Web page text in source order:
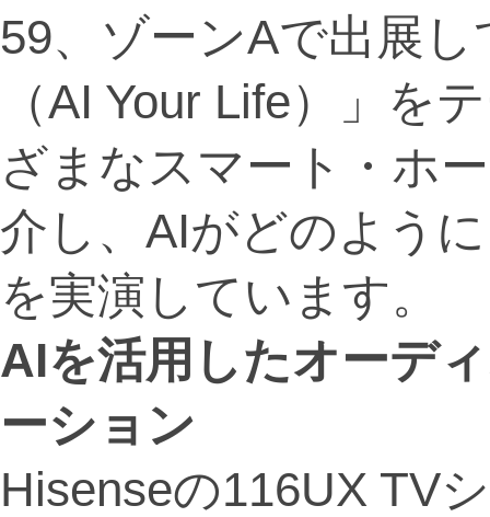
59、ゾーンAで出展
（AI Your Life）」を
ざまなスマート・ホ
介し、AIがどのよう
を実演しています。
AIを活用したオーデ
ーション
Hisenseの116UX TV